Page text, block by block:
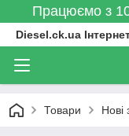
Працюємо з
Diesel.ck.ua
Товари Нові